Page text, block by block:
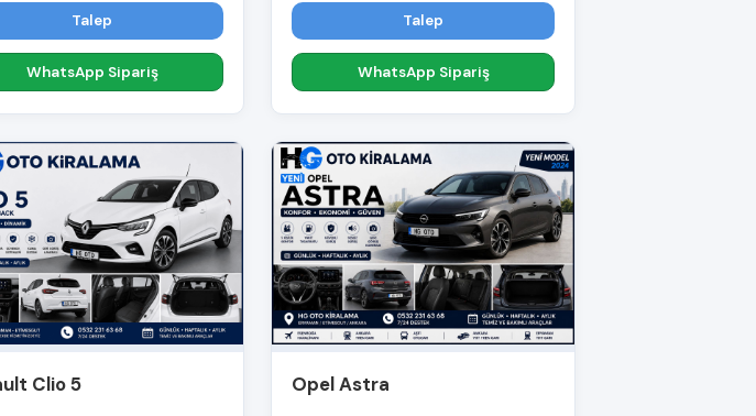
Talep
WhatsApp Sipariş
Talep
WhatsApp Sipariş
Clio 5 Opel Astra